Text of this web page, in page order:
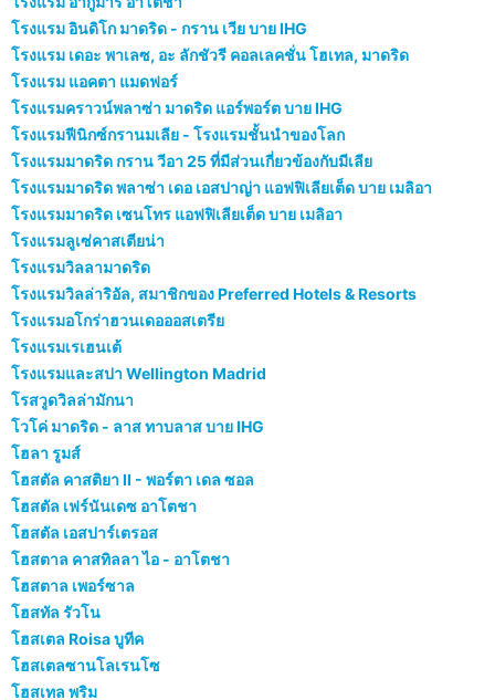
โรงแรม อินดิโก มาดริด - กราน เวีย บาย IHG
โรงแรม เดอะ พาเลซ, อะ ลักชัวรี คอลเลคชั่น โฮเทล, มาดริด
โรงแรม แอคตา แมดฟอร์
โรงแรมคราวน์พลาซ่า มาดริด แอร์พอร์ต บาย IHG
โรงแรมฟีนิกซ์กรานมเลีย - โรงแรมชั้นนำของโลก
โรงแรมมาดริด กราน วีอา 25 ที่มีส่วนเกี่ยวข้องกับมีเลีย
โรงแรมมาดริด พลาซ่า เดอ เอสปาญ่า แอฟฟิเลียเต็ด บาย เมลิอา
โรงแรมมาดริด เซนโทร แอฟฟิเลียเต็ด บาย เมลิอา
โรงแรมลูเซ่คาสเตียน่า
โรงแรมวิลลามาดริด
โรงแรมวิลล่าริอัล, สมาชิกของ Preferred Hotels & Resorts
โรงแรมอโกร่าฮวนเดอออสเตรีย
โรงแรมเรเฮนเต้
โรงแรมและสปา Wellington Madrid
โรสวูดวิลล่ามักนา
โวโค่ มาดริด - ลาส ทาบลาส บาย IHG
โฮลา รูมส์
โฮสตัล คาสติยา II - พอร์ตา เดล ซอล
โฮสตัล เฟร์นันเดซ อาโตชา
โฮสตัล เอสปาร์เตรอส
โฮสตาล คาสทิลลา ไอ - อาโตชา
โฮสตาล เพอร์ซาล
โฮสทัล รัวโน
โฮสเตล Roisa บูทีค
โฮสเตลซานโลเรนโซ
โฮสเทล พริม